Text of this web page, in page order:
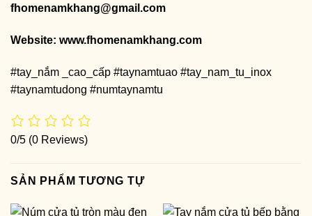
fhomenamkhang@gmail.com
Website: www.fhomenamkhang.com
#tay_nắm _cao_cấp #taynamtuao #tay_nam_tu_inox
#taynamtudong #numtaynamtu
0/5 (0 Reviews)
SẢN PHẨM TƯƠNG TỰ